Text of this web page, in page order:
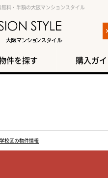
料・半額の大阪マンションスタイル
件を探す 購入ガ
校区の物件情報